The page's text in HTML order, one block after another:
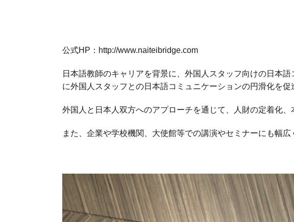
公式HP：http://www.naiteibridge.com
日本語教師のキャリアを背景に、外国人スタッフ向けの日本
に外国人スタッフとの日本語コミュニケーションの円滑化を促
外国人と日本人双方へのアプローチを通じて、人財の定着化、
また、企業や学校機関、大使館等での講演やセミナーにも幅広